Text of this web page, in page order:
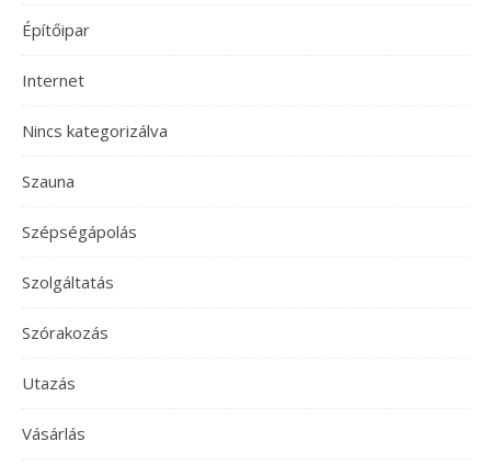
Építőipar
Internet
Nincs kategorizálva
Szauna
Szépségápolás
Szolgáltatás
Szórakozás
Utazás
Vásárlás